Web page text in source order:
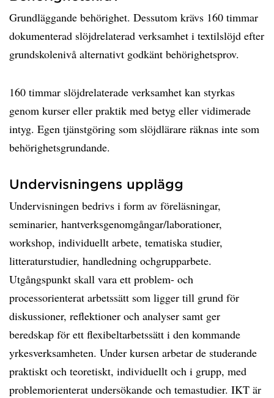
Grundläggande behörighet. Dessutom krävs 160 timmar
dokumenterad slöjdrelaterad verksamhet i textilslöjd efter
grundskolenivå alternativt godkänt behörighetsprov.
160 timmar slöjdrelaterade verksamhet kan styrkas
genom kurser eller praktik med betyg eller vidimerade
intyg. Egen tjänstgöring som slöjdlärare räknas inte som
behörighetsgrundande.
Undervisningens upplägg
Undervisningen bedrivs i form av föreläsningar,
seminarier, hantverksgenomgångar/laborationer,
workshop, individuellt arbete, tematiska studier,
litteraturstudier, handledning ochgrupparbete.
Utgångspunkt skall vara ett problem- och
processorienterat arbetssätt som ligger till grund för
diskussioner, reflektioner och analyser samt ger
beredskap för ett flexibeltarbetssätt i den kommande
yrkesverksamheten. Under kursen arbetar de studerande
praktiskt och teoretiskt, individuellt och i grupp, med
problemorienterat undersökande och temastudier. IKT är